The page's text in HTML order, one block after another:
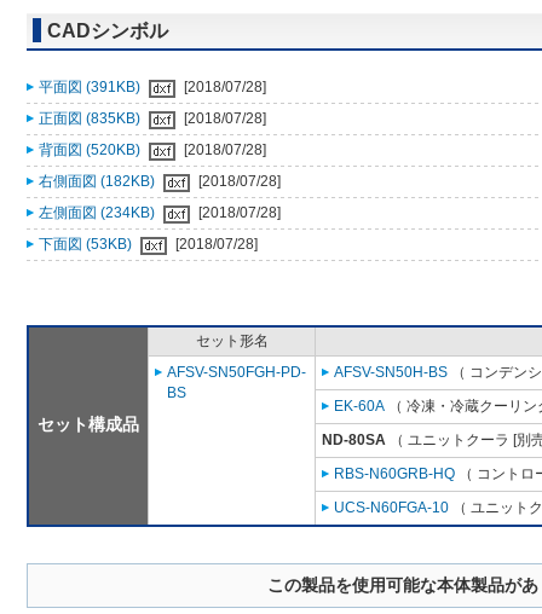
CADシンボル
平面図 (391KB)
[2018/07/28]
正面図 (835KB)
[2018/07/28]
背面図 (520KB)
[2018/07/28]
右側面図 (182KB)
[2018/07/28]
左側面図 (234KB)
[2018/07/28]
下面図 (53KB)
[2018/07/28]
セット構成品
セット形名
AFSV-SN50FGH-PD-
BS
AFSV-SN50H-BS （ コンデン
EK-60A （ 冷凍・冷蔵クーリ
ND-80SA （ ユニットクーラ [別
RBS-N60GRB-HQ （ コント
UCS-N60FGA-10 （ ユニット
この製品を使用可能な本体製品が